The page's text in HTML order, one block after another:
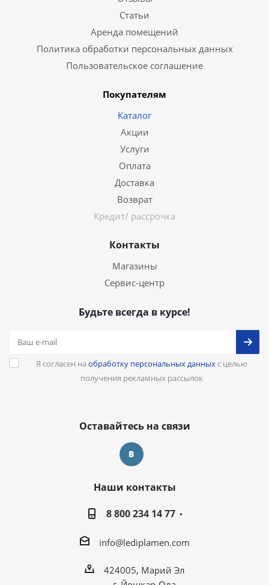
Статьи
Аренда помещений
Политика обработки персональных данных
Пользовательское соглашение
Покупателям
Каталог
Акции
Услуги
Оплата
Доставка
Возврат
Кредит/ рассрочка
Контакты
Магазины
Сервис-центр
Будьте всегда в курсе!
Я согласен на обработку персональных данныхс целью
получения рекламных рассылок
Оставайтесь на связи
Наши контакты
8 800 234 14 77
info@lediplamen.com
424005, Марий Эл